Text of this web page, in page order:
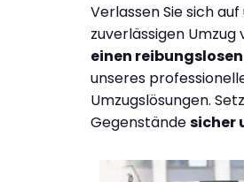
Verlassen Sie sich
zuverlässigen
einen
unseres
Umzugslösungen.
Gegenständesicher